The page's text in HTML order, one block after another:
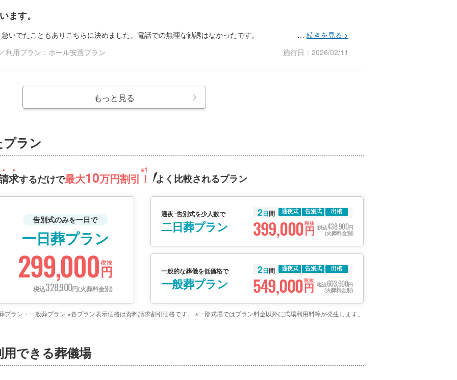
ます。
いでたこともありこちらに決めました。電話での無理な勧誘はなかったです。
利用プラン：ホール安置プラン
施行日：2026/02/11
もっと見る
ラン
求するだけで最大10万円割引！ よく比較されるプラン
告別式のみを一日で
一日葬プラン
299,000円
税抜
税込328,900円(火葬料金別)
通夜･告別式を少人数で
二日葬プラン
2日間 通夜式 告別式 出棺
399,000円
税抜
税込438,900円
(火葬料金別)
一般的な葬儀を低価格で
一般葬プラン
2日間 通夜式 告別式 出棺
549,000円
税抜
税込603,900円
(火葬料金別)
ラン・一般葬プラン ※各プラン表示価格は資料請求割引価格です。 ※一部式場ではプラン料金以外に式場利用料等が発生します。
できる葬儀場